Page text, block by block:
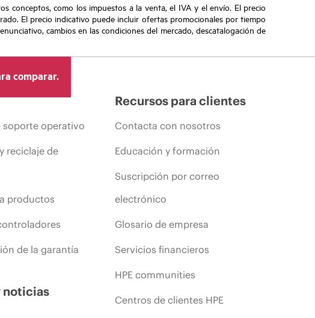
conceptos, como los impuestos a la venta, el IVA y el envío. El precio
El precio indicativo puede incluir ofertas promocionales por tiempo
cambios en las condiciones del mercado, descatalogación de
comparar.
soporte operativo
reciclaje de
productos
de la garantía
noticias
Recursos para clientes
Contacta con nosotros
Educación y formación
Suscripción por correo
electrónico
Glosario de empresa
Servicios financieros
HPE communities
Centros de clientes HPE